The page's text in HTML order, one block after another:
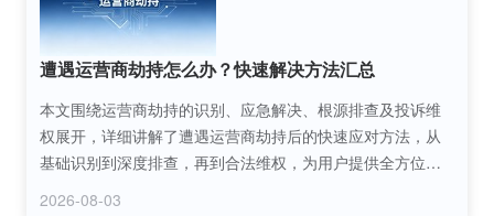
遭遇运营商劫持怎么办？快速解决方法汇总
本文围绕运营商劫持的识别、应急解决、根源排查及投诉维
权展开，详细讲解了遭遇运营商劫持后的快速应对方法，从
基础识别到深度排查，再到合法维权，为用户提供全方位的
2026-08-03